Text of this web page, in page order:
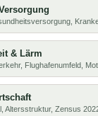
& Lärm
Flughafenumfeld,
Altersstruktur, Zensus